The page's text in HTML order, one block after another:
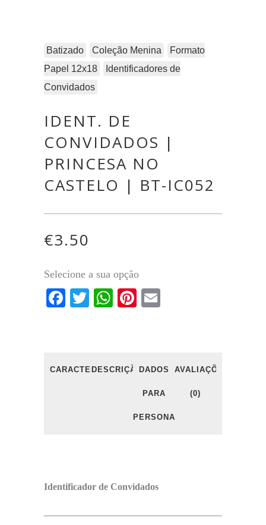
Batizado Coleção Menina
Formato
Papel 12x18
Identificadores de
Convidados
IDENT. DE
CONVIDADOS |
PRINCESA NO
CASTELO | BT-IC052
€3.50
Selecione a sua opção
Facebook
TwitterWhatsApp
Pinterest
CARACTERÍSTICAS
DESCRIÇÃODADOS
PARA
PERSONALIZAÇÃO
AVALIAÇÕES
(0)
Identificador de Convidados